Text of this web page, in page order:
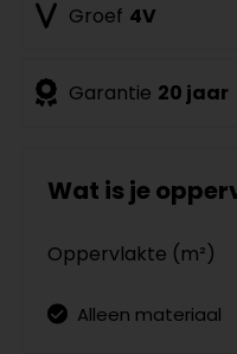
Groef 4V
Garantie 20 jaar
Wat is je
Oppervlakte (m²)
Alleen materiaal